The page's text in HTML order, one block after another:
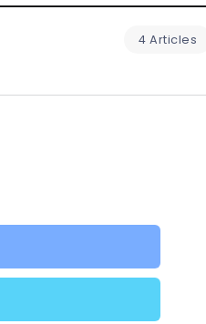
4 Articles